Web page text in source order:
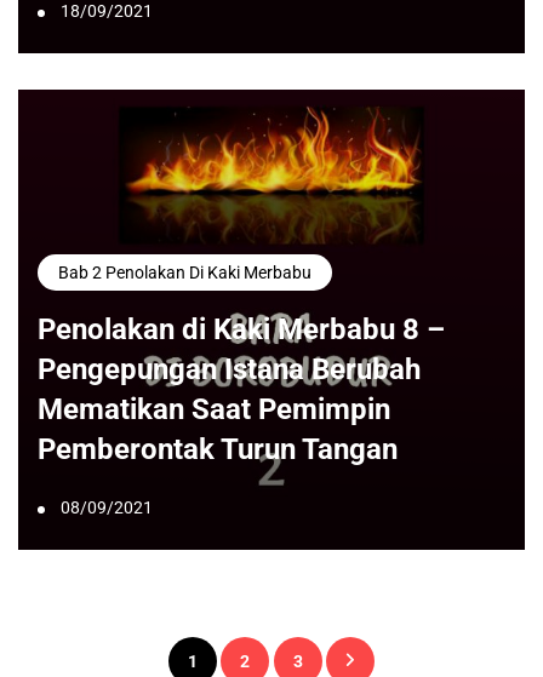
18/09/2021
Bab 2 Penolakan Di Kaki Merbabu
Penolakan di Kaki Merbabu 8 –
Pengepungan Istana Berubah
Mematikan Saat Pemimpin
Pemberontak Turun Tangan
08/09/2021
Paginasi
1 2 3